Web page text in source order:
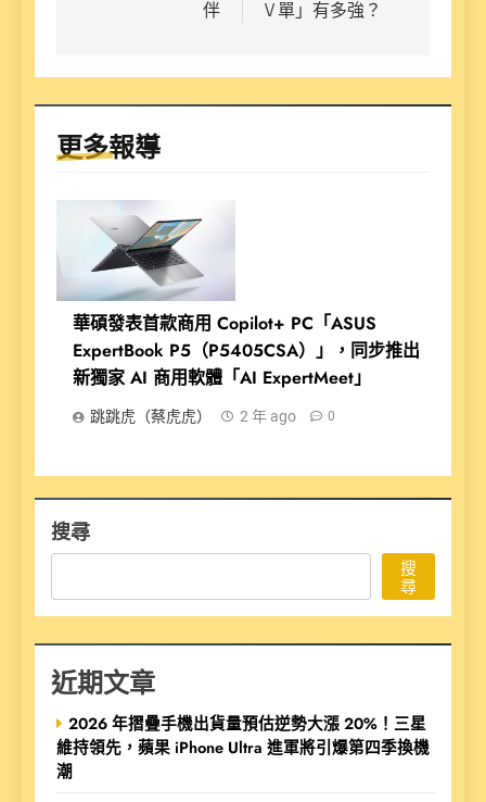
伴 V 單」有多強？
更多報導
華碩發表首款商用 Copilot+ PC「ASUS
ExpertBook P5（P5405CSA）」，同步推出
新獨家 AI 商用軟體「AI ExpertMeet」
跳跳虎（蔡虎虎） 2 年 ago 0
搜尋
搜
尋
近期文章
2026 年摺疊手機出貨量預估逆勢大漲 20%！三星
維持領先，蘋果 iPhone Ultra 進軍將引爆第四季換機
潮